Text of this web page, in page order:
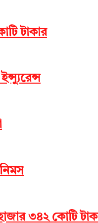
টাকার
৩৪২ কোটি